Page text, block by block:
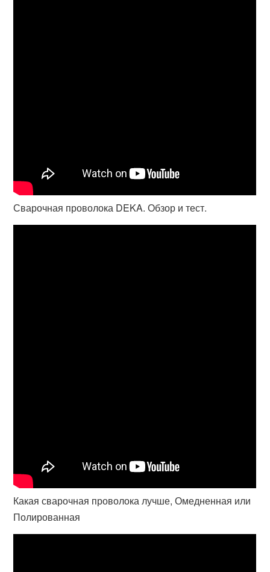
Сварочная проволока DEKA. Обзор и тест.
Какая сварочная проволока лучше, Омедненная или
Полированная